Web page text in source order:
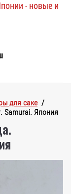
- новые и
для саке
  /
Samurai. Япония